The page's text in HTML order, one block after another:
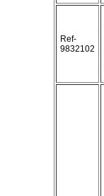
Ref-
9832102